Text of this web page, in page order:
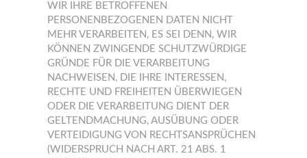
WIR IHRE BETROFFENEN
PERSONENBEZOGENEN DATEN NICHT
MEHR VERARBEITEN, ES SEI DENN, WIR
KÖNNEN ZWINGENDE SCHUTZWÜRDIGE
GRÜNDE FÜR DIE VERARBEITUNG
NACHWEISEN, DIE IHRE INTERESSEN,
RECHTE UND FREIHEITEN ÜBERWIEGEN
ODER DIE VERARBEITUNG DIENT DER
GELTENDMACHUNG, AUSÜBUNG ODER
VERTEIDIGUNG VON RECHTSANSPRÜCHEN
(WIDERSPRUCH NACH ART. 21 ABS. 1